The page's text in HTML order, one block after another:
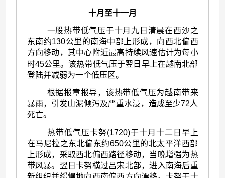
十月至十一月
一股热带低气压于十月九日清晨在西沙之
东南约130公里的南海中部上形成，向西北偏西
方向移动，其中心附近最高持续风速估计为每小
时45公里。该热带低气压于翌日早上在越南北部
登陆并减弱为一个低压区。
根据报章报导，该热带低气压为越南带来
暴雨，引发山泥倾泻及严重水浸，造成至少72人
死亡。
热带低气压卡努(1720)于十月十二日早上
在马尼拉之东北偏东约650公里的北太平洋西部
上形成，采取西北偏西路径移动，当晩增强为热
带风暴。翌日卡努横过吕宋北部，进入南海后重